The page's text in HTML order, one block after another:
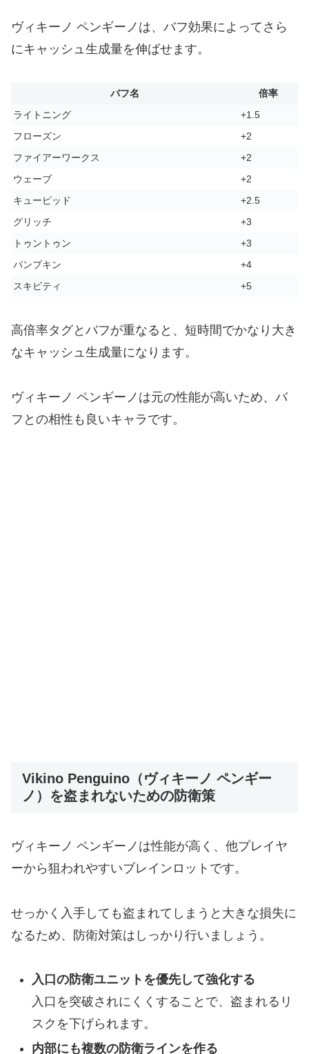
ヴィキーノ ペンギーノは、バフ効果によってさら
にキャッシュ生成量を伸ばせます。
バフ名
倍率
ライトニング
+1.5
フローズン
+2
ファイアーワークス
+2
ウェーブ
+2
キューピッド
+2.5
グリッチ
+3
トゥントゥン
+3
パンプキン
+4
スキビティ
+5
高倍率タグとバフが重なると、短時間でかなり大き
なキャッシュ生成量になります。
ヴィキーノ ペンギーノは元の性能が高いため、バ
フとの相性も良いキャラです。
Vikino Penguino（ヴィキーノ ペンギー
ノ）を盗まれないための防衛策
ヴィキーノ ペンギーノは性能が高く、他プレイヤ
ーから狙われやすいブレインロットです。
せっかく入手しても盗まれてしまうと大きな損失に
なるため、防衛対策はしっかり行いましょう。
入口の防衛ユニットを優先して強化する
入口を突破されにくくすることで、盗まれるリ
スクを下げられます。
内部にも複数の防衛ラインを作る